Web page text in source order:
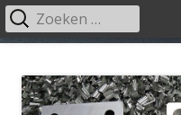
naar
inhoud
Primair
Zoeken
naar: